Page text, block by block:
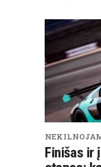
Finišas ir